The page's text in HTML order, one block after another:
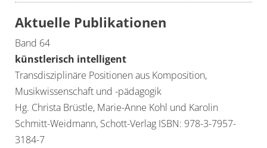
Aktuelle Publikationen
Band 64
künstlerisch intelligent
Transdisziplinäre Positionen aus Komposition,
Musikwissenschaft und -pädagogik
Hg. Christa Brüstle, Marie-Anne Kohl und Karolin
Schmitt-Weidmann, Schott-Verlag ISBN: 978-3-7957-
3184-7